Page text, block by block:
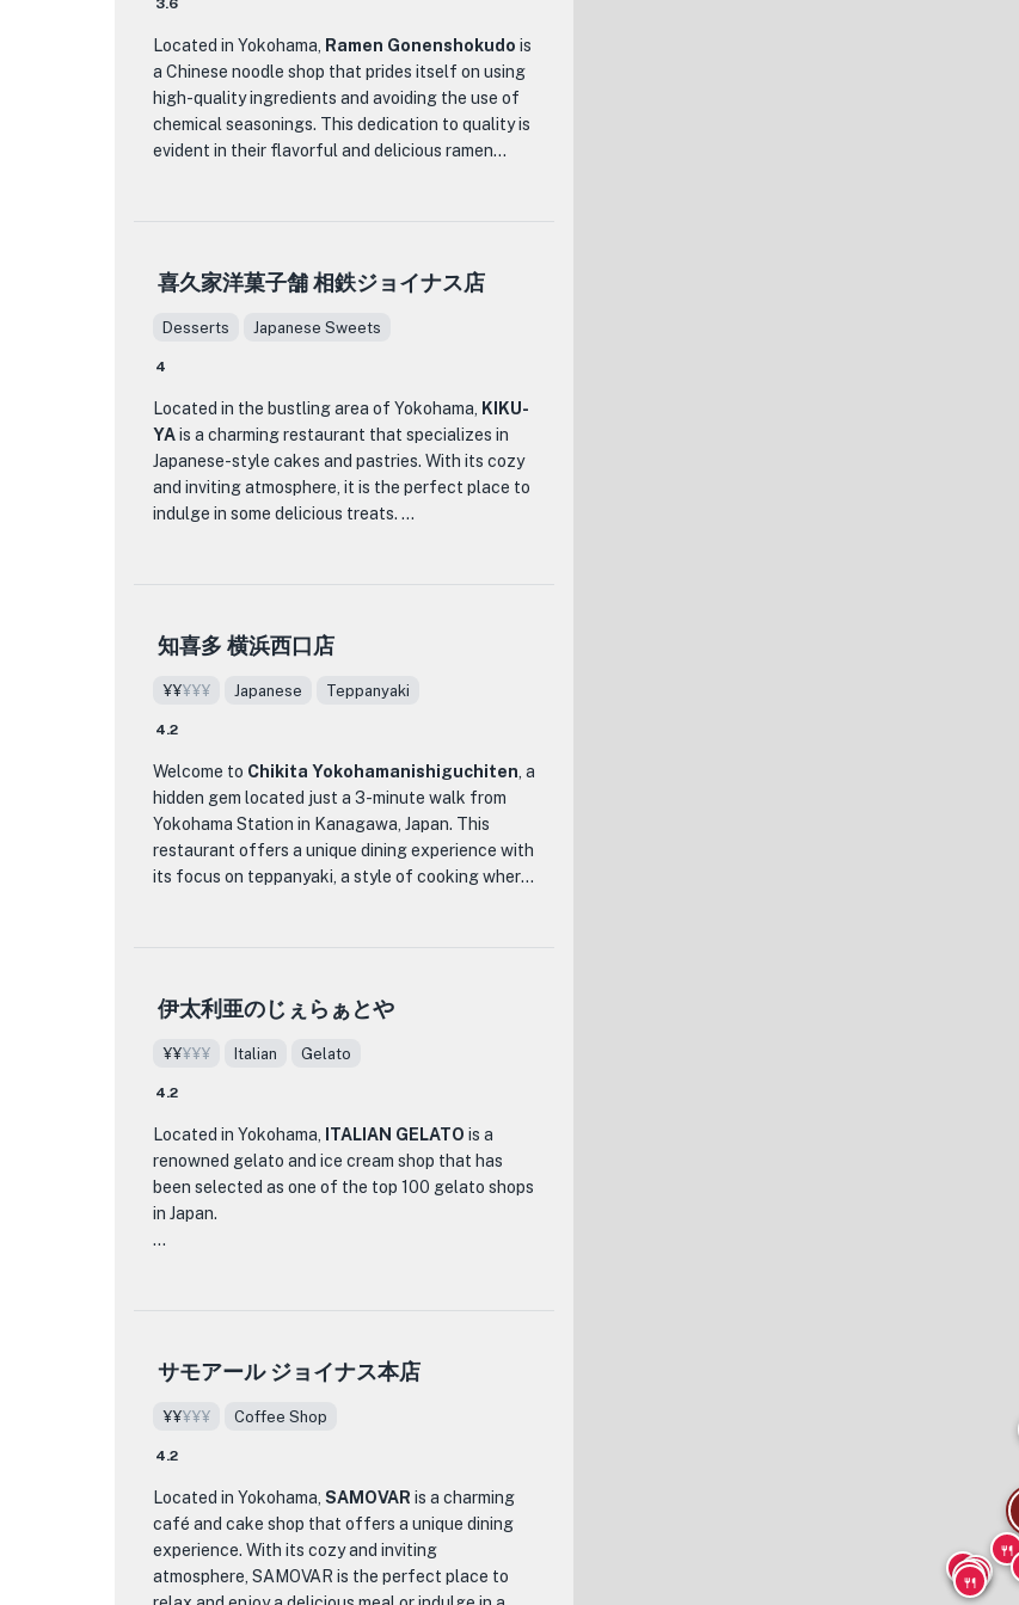
みに作られています。傑出した料理の 1 つは、ジュ
さまざまな調味料と一緒に提供する特製の北京ダ
龍味 が他の飲食店と違うのは、本物へのこだわり
味 にはあらゆる味覚を満足させるものが揃ってい
ます。
の味を体験したいなら、龍味 が最適な場所です。
おいしい料理を味わい、活気に満ちた雰囲気に浸
り、中国美食の中心を味わってください。
3.6
Located in Yokohama, Ramen Gonenshokudo is
a Chinese noodle shop that prides itself on using
high-quality ingredients and avoiding the use of
chemical seasonings. This dedication to quality is
evident in their flavorful and delicious ramen
One of the standout features of Ramen
without relying on chemical seasonings. Instead,
they focus on bringing out the natural umami
thin noodles from a renowned noodle factory and
homemade chashu (roast pork), their ramen is sure
to captivate any ramen lover.
In addition to their ramen, Ramen Gonenshokudo
day.
With its commitment to using local ingredients
and its dedication to creating delicious and
itself apart from other ramen shops. Whether
you're a ramen enthusiast or simply looking for a
satisfying meal, be sure to visit this hidden gem in
Yokohama.
喜久家洋菓子舗 相鉄ジョイナス店
Desserts Japanese Sweets
4
Located in the bustling area of Yokohama,
KIKU-
YAis a charming restaurant that specializes in
Japanese-style cakes and pastries. With its cozy
and inviting atmosphere, it is the perfect place to
indulge in some delicious treats.
cooking techniques. Each cake and pastry is
resulting in a delightful combination of flavors
and textures.
One of the must-try items on the menu is their
signature Matcha Roll Cake. Made with premium
matcha powder, the cake is light and fluffy, with
a subtle bitterness that perfectly complements
the sweetness of the cream filling. Another
In addition to their delectable cakes, KIKU-YA
quiches and sandwiches, making it a great spot
for a light lunch or afternoon tea. Whether you're
cozy place to relax, KIKU-YA is definitely worth a
visit.
知喜多 横浜西口店
¥¥¥¥¥ Japanese Teppanyaki
4.2
Welcome to Chikita Yokohamanishiguchiten , a
hidden gem located just a 3-minute walk from
Yokohama Station in Kanagawa, Japan. This
restaurant offers a unique dining experience with
its focus on teppanyaki, a style of cooking where
ingredients used in their teppanyaki dishes.
One of the highlights of Chikita
Yokohamanishiguchiten is their selection of
domestic beef. These succulent cuts are cooked
to perfection on the teppan, resulting in a melt-
in-your-mouth experience. For seafood lovers,
the restaurant also offers a variety of fresh and
seasonal seafood, which can be enjoyed as
list featuring selections from around the world,
teppanyaki dishes. Whether you're celebrating a
special occasion or simply looking for a
seats at Chikita Yokohamanishiguchiten provide
an interactive and lively atmosphere, perfect for
special occasions or a romantic dinner.
伊太利亜のじぇらぁとや
¥¥¥¥¥ Italian Gelato
4.2
Located in Yokohama, ITALIAN GELATO is a
renowned gelato and ice cream shop that has
been selected as one of the top 100 gelato shops
in Japan.
carefully crafted to achieve a smooth and
From classic favorites like chocolate and vanilla
to unique creations like matcha green tea and
palate.
The interior of ITALIAN GELATO is cozy and
inviting, with a modern yet rustic decor that
サモアール ジョイナス本店
¥¥¥¥¥ Coffee Shop
4.2
Located in Yokohama, SAMOVAR is a charming
café and cake shop that offers a unique dining
experience. With its cozy and inviting
atmosphere, SAMOVAR is the perfect place to
🍴
🍴
🍴
🍴🍴
🍴